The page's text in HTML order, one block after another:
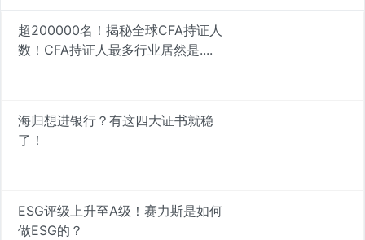
超200000名！揭秘全球CFA持证人
数！CFA持证人最多行业居然是....
海归想进银行？有这四大证书就稳
了！
ESG评级上升至A级！赛力斯是如何
做ESG的？